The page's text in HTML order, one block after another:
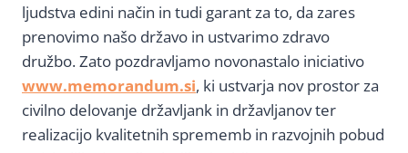
ljudstva edini način in tudi garant za to, da zares
prenovimo našo državo in ustvarimo zdravo
družbo. Zato pozdravljamo novonastalo iniciativo
www.memorandum.si, ki ustvarja nov prostor za
civilno delovanje državljank in državljanov ter
realizacijo kvalitetnih sprememb in razvojnih pobud